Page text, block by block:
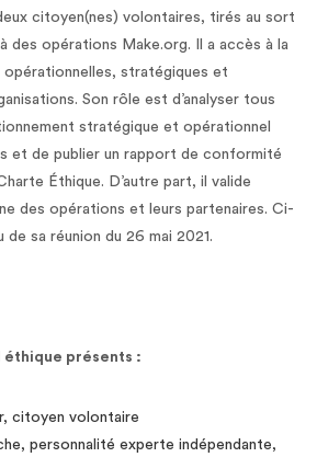
citoyen(nes) volontaires, tirés au sort
des opérations Make.org. Il a accès à la
stratégiques et
Son rôle est d’analyser tous
stratégique et opérationnel
et de publier un rapport de conformité
Éthique. D’autre part, il valide
des opérations et leurs partenaires. Ci-
sa réunion du 26 mai 2021.
éthique présents :
citoyen volontaire
personnalité experte indépendante,